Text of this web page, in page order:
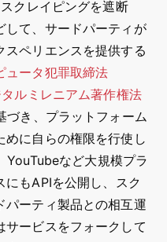
クレイピングを遮断
して、サードパーティが
スペリエンスを提供する
ュータ犯罪取締法
ルミレニアム著作権法
づき、プラットフォーム
に自らの権限を行使し
など大規模プラ
にもAPIを公開し、スク
パーティ製品との相互運
サービスをフォークして